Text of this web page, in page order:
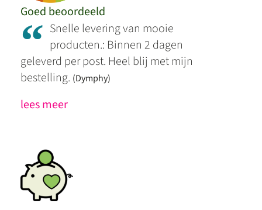
Goed beoordeeld
“ Snelle levering van mooie
producten.: Binnen 2 dagen
geleverd per post. Heel blij met mijn
bestelling. (Dymphy)
lees meer